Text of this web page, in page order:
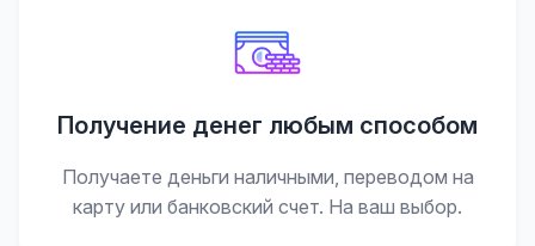
Получение денег любым способом
Получаете деньги наличными, переводом на
карту или банковский счет. На ваш выбор.